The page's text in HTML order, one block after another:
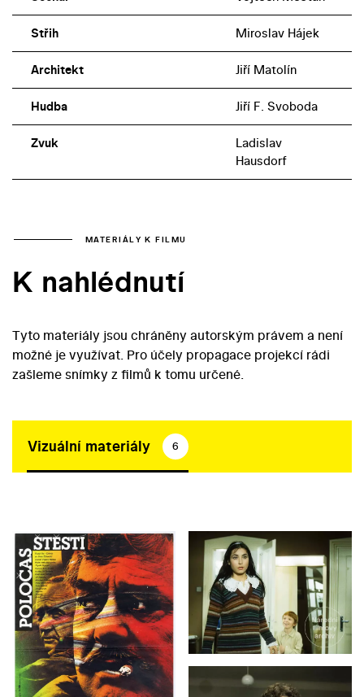
Střih Miroslav Hájek
Architekt Jiří Matolín
Hudba Jiří F. Svoboda
Zvuk
Ladislav
Hausdorf
MATERIÁLY K FILMU
K nahlédnutí
Tyto materiály jsou chráněny autorským právem a není
možné je využívat. Pro účely propagace projekcí rádi
zašleme snímky z filmů k tomu určené.
Vizuální materiály 6